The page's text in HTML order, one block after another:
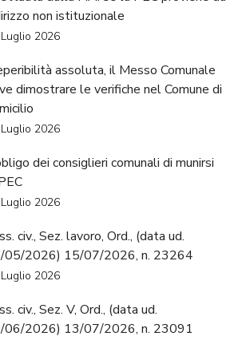
non istituzionale
2026
assoluta, il Messo Comunale
dimostrare le verifiche nel Comune di
2026
dei consiglieri comunali di munirsi
2026
civ., Sez. lavoro, Ord., (data ud.
05/2026) 15/07/2026, n. 23264
2026
civ., Sez. V, Ord., (data ud.
06/2026) 13/07/2026, n. 23091